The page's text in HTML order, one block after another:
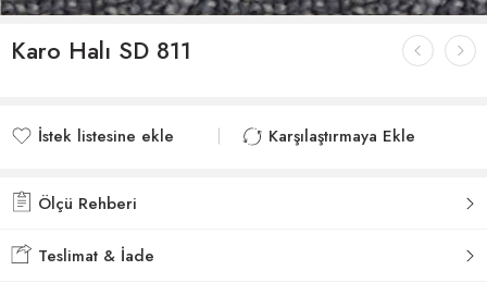
Karo Halı SD 811
İstek listesine ekle
Karşılaştırmaya Ekle
Ölçü Rehberi
Teslimat & İade